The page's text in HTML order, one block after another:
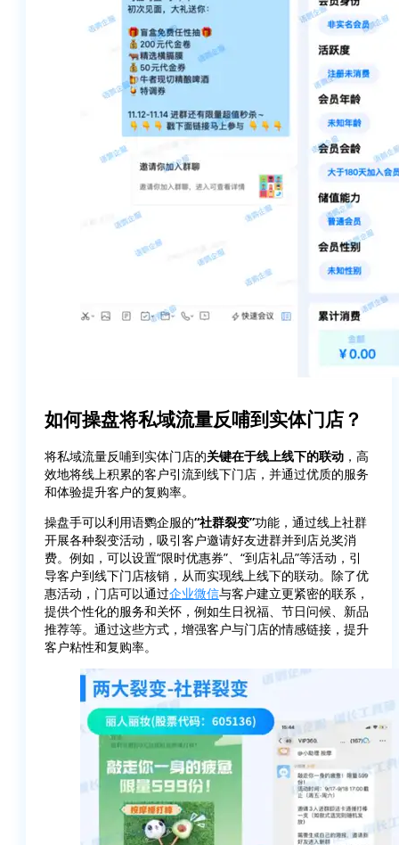
如何操盘将私域流量反哺到实体门店？
将私域流量反哺到实体门店的关键在于线上线下的联动 ，高
效地将线上积累的客户引流到线下门店，并通过优质的服务
和体验提升客户的复购率。
操盘手可以利用语鹦企服的“社群裂变”功能，通过线上社群
开展各种裂变活动，吸引客户邀请好友进群并到店兑奖消
费。例如，可以设置“限时优惠券”、“到店礼品”等活动，引
导客户到线下门店核销，从而实现线上线下的联动。除了优
惠活动，门店可以通过企业微信与客户建立更紧密的联系，
提供个性化的服务和关怀，例如生日祝福、节日问候、新品
推荐等。通过这些方式，增强客户与门店的情感链接，提升
客户粘性和复购率。